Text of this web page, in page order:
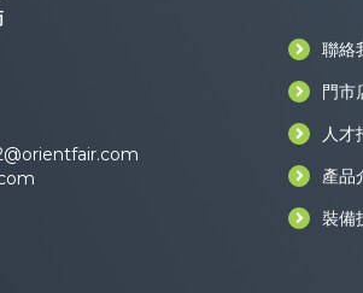
聯絡
門市
人才
產品
裝備